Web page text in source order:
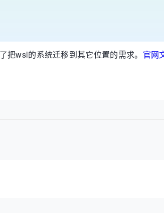
wsl的系统迁移到其它位置的需求。 官网